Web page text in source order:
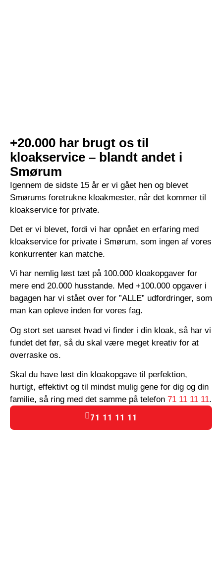
+20.000 har brugt os til
kloakservice – blandt andet i
Smørum
Igennem de sidste 15 år er vi gået hen og blevet
Smørums foretrukne kloakmester, når det kommer til
kloakservice for private.
Det er vi blevet, fordi vi har opnået en erfaring med
kloakservice for private i Smørum, som ingen af vores
konkurrenter kan matche.
Vi har nemlig løst tæt på 100.000 kloakopgaver for
mere end 20.000 husstande. Med +100.000 opgaver i
bagagen har vi stået over for ”ALLE” udfordringer, som
man kan opleve inden for vores fag.
Og stort set uanset hvad vi finder i din kloak, så har vi
fundet det før, så du skal være meget kreativ for at
overraske os.
Skal du have løst din kloakopgave til perfektion,
hurtigt, effektivt og til mindst mulig gene for dig og din
familie, så ring med det samme på telefon 71 11 11 11.
71 11 11 11